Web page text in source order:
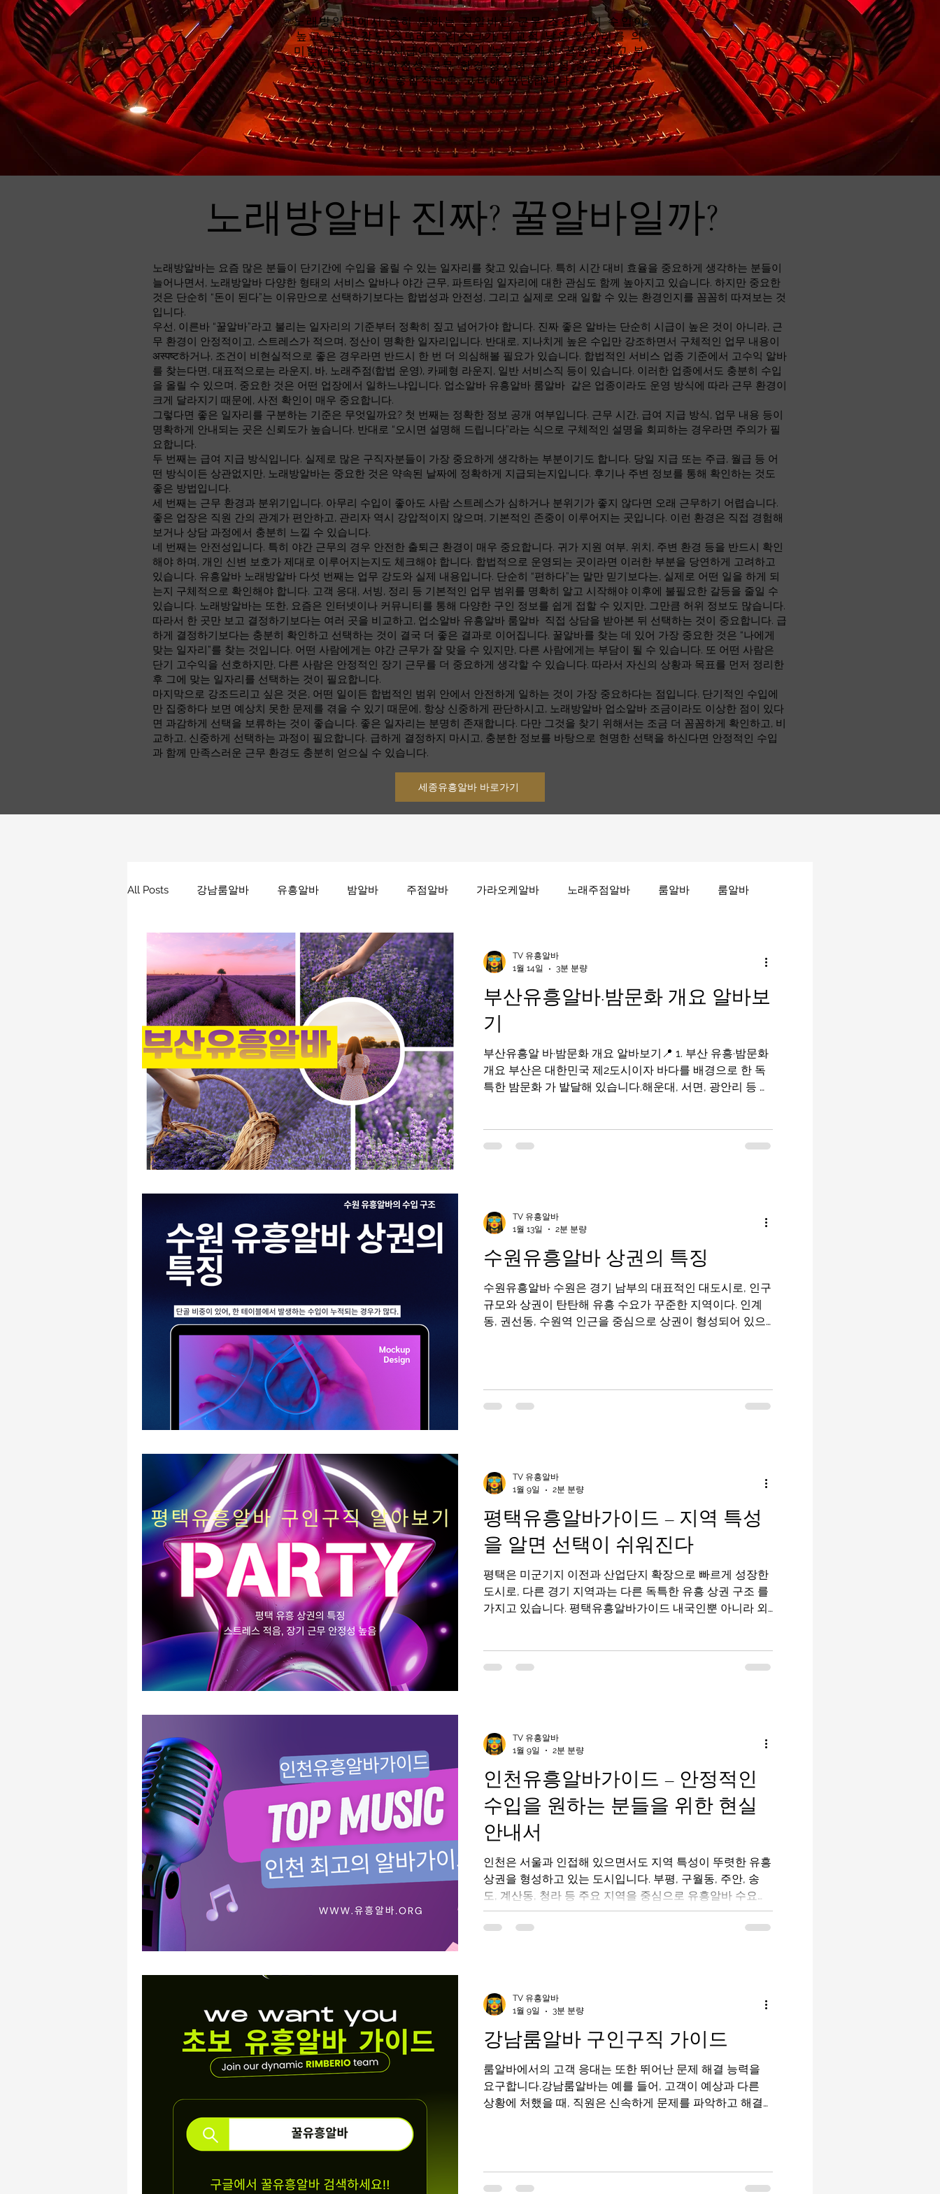
노래방알바에서 흔히 말하는 꿀알바란 근무 조건 대비 수입이
높고, 근무 강도·스트레스·리스크가 비교적 낮은 일자리를 의
미합니다.단순히 시급이나 일당이 높다고 해서 꿀알바라고 부
르지는 않으며, 안전성·근무 환경·정산의 투명성·출근 자유도
까지 종합적으로 고려해 판단합니다.
노래방알바 진짜? 꿀알바일까?
노래방알바는 요즘 많은 분들이 단기간에 수입을 올릴 수 있는 일자리를 찾고 있습니다. 특히 시간 대비 효율을 중요하게 생각하는 분들이
늘어나면서, 노래방알바 다양한 형태의 서비스 알바나 야간 근무, 파트타임 일자리에 대한 관심도 함께 높아지고 있습니다. 하지만 중요한
것은 단순히 “돈이 된다”는 이유만으로 선택하기보다는 합법성과 안전성, 그리고 실제로 오래 일할 수 있는 환경인지를 꼼꼼히 따져보는 것
입니다.
우선, 이른바 “꿀알바”라고 불리는 일자리의 기준부터 정확히 짚고 넘어가야 합니다. 진짜 좋은 알바는 단순히 시급이 높은 것이 아니라, 근
무 환경이 안정적이고, 스트레스가 적으며, 정산이 명확한 일자리입니다. 반대로, 지나치게 높은 수입만 강조하면서 구체적인 업무 내용이
अस्पष्ट하거나, 조건이 비현실적으로 좋은 경우라면 반드시 한 번 더 의심해볼 필요가 있습니다. 합법적인 서비스 업종 기준에서 고수익 알바
를 찾는다면, 대표적으로는 라운지, 바, 노래주점(합법 운영), 카페형 라운지, 일반 서비스직 등이 있습니다. 이러한 업종에서도 충분히 수입
을 올릴 수 있으며, 중요한 것은 어떤 업장에서 일하느냐입니다. 업소알바 유흥알바 룸알바 같은 업종이라도 운영 방식에 따라 근무 환경이
크게 달라지기 때문에, 사전 확인이 매우 중요합니다.
그렇다면 좋은 일자리를 구분하는 기준은 무엇일까요? 첫 번째는 정확한 정보 공개 여부입니다. 근무 시간, 급여 지급 방식, 업무 내용 등이
명확하게 안내되는 곳은 신뢰도가 높습니다. 반대로 “오시면 설명해 드립니다”라는 식으로 구체적인 설명을 회피하는 경우라면 주의가 필
요합니다.
두 번째는 급여 지급 방식입니다. 실제로 많은 구직자분들이 가장 중요하게 생각하는 부분이기도 합니다. 당일 지급 또는 주급, 월급 등 어
떤 방식이든 상관없지만, 노래방알바는 중요한 것은 약속된 날짜에 정확하게 지급되는지입니다. 후기나 주변 정보를 통해 확인하는 것도
좋은 방법입니다.
세 번째는 근무 환경과 분위기입니다. 아무리 수입이 좋아도 사람 스트레스가 심하거나 분위기가 좋지 않다면 오래 근무하기 어렵습니다.
좋은 업장은 직원 간의 관계가 편안하고, 관리자 역시 강압적이지 않으며, 기본적인 존중이 이루어지는 곳입니다. 이런 환경은 직접 경험해
보거나 상담 과정에서 충분히 느낄 수 있습니다.
네 번째는 안전성입니다. 특히 야간 근무의 경우 안전한 출퇴근 환경이 매우 중요합니다. 귀가 지원 여부, 위치, 주변 환경 등을 반드시 확인
해야 하며, 개인 신변 보호가 제대로 이루어지는지도 체크해야 합니다. 합법적으로 운영되는 곳이라면 이러한 부분을 당연하게 고려하고
있습니다. 유흥알바 노래방알바 다섯 번째는 업무 강도와 실제 내용입니다. 단순히 “편하다”는 말만 믿기보다는, 실제로 어떤 일을 하게 되
는지 구체적으로 확인해야 합니다. 고객 응대, 서빙, 정리 등 기본적인 업무 범위를 명확히 알고 시작해야 이후에 불필요한 갈등을 줄일 수
있습니다. 노래방알바는 또한, 요즘은 인터넷이나 커뮤니티를 통해 다양한 구인 정보를 쉽게 접할 수 있지만, 그만큼 허위 정보도 많습니다.
따라서 한 곳만 보고 결정하기보다는 여러 곳을 비교하고, 업소알바 유흥알바 룸알바 직접 상담을 받아본 뒤 선택하는 것이 중요합니다. 급
하게 결정하기보다는 충분히 확인하고 선택하는 것이 결국 더 좋은 결과로 이어집니다. 꿀알바를 찾는 데 있어 가장 중요한 것은 “나에게
맞는 일자리”를 찾는 것입니다. 어떤 사람에게는 야간 근무가 잘 맞을 수 있지만, 다른 사람에게는 부담이 될 수 있습니다. 또 어떤 사람은
단기 고수익을 선호하지만, 다른 사람은 안정적인 장기 근무를 더 중요하게 생각할 수 있습니다. 따라서 자신의 상황과 목표를 먼저 정리한
후 그에 맞는 일자리를 선택하는 것이 필요합니다.
마지막으로 강조드리고 싶은 것은, 어떤 일이든 합법적인 범위 안에서 안전하게 일하는 것이 가장 중요하다는 점입니다. 단기적인 수입에
만 집중하다 보면 예상치 못한 문제를 겪을 수 있기 때문에, 항상 신중하게 판단하시고, 노래방알바 업소알바 조금이라도 이상한 점이 있다
면 과감하게 선택을 보류하는 것이 좋습니다. 좋은 일자리는 분명히 존재합니다. 다만 그것을 찾기 위해서는 조금 더 꼼꼼하게 확인하고, 비
교하고, 신중하게 선택하는 과정이 필요합니다. 급하게 결정하지 마시고, 충분한 정보를 바탕으로 현명한 선택을 하신다면 안정적인 수입
과 함께 만족스러운 근무 환경도 충분히 얻으실 수 있습니다.
세종유흥알바 바로가기
All Posts 강남룸알바 유흥알바 밤알바 주점알바 가라오케알바 노래주점알바 룸알바 룸알바
주점알바 인천유흥알바가이드 인천유흥알바
주점알바 여성알바 가라오케알바 유흥알바 노래주점알바 평택유흥알바가이드 유흥알바가이드
평택유흥알바 수원유흥알바 부산유흥알바 수유리마사지알바 마사지알바 마사지구인 태국마사지
태국마사지알바
부산유흥알바·밤문화 개요 알바보
기
부산유흥알 바·밤문화 개요 알바보기📍 1. 부산 유흥·밤문화
개요 부산은 대한민국 제2도시이자 바다를 배경으로 한 독
특한 밤문화 가 발달해 있습니다.해운대, 서면, 광안리 등 여
분류됩니다: 바·펍·클럽 문화 : 음악·칵테일·댄스 중심 해변가·
유흥 지역별 특징 🔹 서면 (Seomyeon) – 부산의 대표 밤문
화 중심지 설명 : 부산에서 가장 활기찬 밤문화 지역으로, 지
하철역 주변 전체가 유흥 밀집 지역입니다. 특징 클럽·펍·바·
라운지 가 밀집 외국인도 많이 찾는 곳 도보로 여러 업소를
즐길 수 있
TV 유흥알바
1월 14일
3분 분량
수원유흥알바 상권의 특징
수원유흥알바 수원은 경기 남부의 대표적인 대도시로, 인구
규모와 상권이 탄탄해 유흥 수요가 꾸준한 지역이다. 인계
동, 권선동, 수원역 인근을 중심으로 상권이 형성되어 있으
평가받는다. 수원유흥알바 구인구직 사이트 수원 유흥알바
상권의 특징 수원은 서울과 가까우면서도 지역 자체 수요가
전반적으로 콜 흐름이 꾸준하다. 상권이 과도하게 한쪽으로
쏠리지 않아 장기 근무자 비율이 높은 것도 특징이다. 수원
(시급 또는 TC) 에 추가 수당(초이스, 팁, 연장
TV 유흥알바
1월 13일
2분 분량
평택유흥알바가이드 – 지역 특성
을 알면 선택이 쉬워진다
평택은 미군기지 이전과 산업단지 확장으로 빠르게 성장한
도시로, 다른 경기 지역과는 다른 독특한 유흥 상권 구조 를
가지고 있습니다. 평택유흥알바가이드 내국인뿐 아니라 외
상권 성격과 손님층 을 함께 이해하는 것이 중요합니다. 평
중심 상권으로 일반적인 룸, 가라오케, 노래방이 밀집해 있
습니다. 송탄 지역 : 미군 및 외국인 손님 비중이 높아 분위기
와 응대 방식이 다소 다릅니다. 고덕·산단 인근 : 직장인 단골
위주의 조용한 상권으로 장기 근무에 적합합니다. 이처럼
지역마다 손님 성향과 업소 분위
TV 유흥알바
1월 9일
2분 분량
인천유흥알바가이드 – 안정적인
수입을 원하는 분들을 위한 현실
안내서
인천은 서울과 인접해 있으면서도 지역 특성이 뚜렷한 유흥
상권을 형성하고 있는 도시입니다. 부평, 구월동, 주안, 송
도, 계산동, 청라 등 주요 지역을 중심으로 유흥알바 수요가
꾸준히 발생하고 있으며, 서울보다 경쟁이 덜해 초보자나
인천유흥알바가이드 알아보기 안정적인 근무를 원하는 분
이트 인천유흥알바가이드 알아보자 1. 인천 유흥알바의 주
요 업종 인천 유흥알바는 노래방, 가라오케, 룸주점, 바(Bar),
클럽, 헌팅주점 등 다양한 업종으로 나뉩니다.부평·주안 지
역은 노래방과 가라오케가 많아 초보자 진입이 쉬운 편이
며, 구월동과 송도는 비교적 고급 업소가 형성되어 있어 수
입 단가가 높은 편입니다. 클럽이나 바 형태의 업소는 자유
로운 분위기에서 근무할 수 있지만 체력 소모가 있을 수 있
TV 유흥알바
1월 9일
2분 분량
강남룸알바 구인구직 가이드
룸알바에서의 고객 응대는 또한 뛰어난 문제 해결 능력을
요구합니다.강남룸알바는 예를 들어, 고객이 예상과 다른
상황에 처했을 때, 직원은 신속하게 문제를 파악하고 해결
러한 기술은 고객이 문제를 해결할 수 있는 방법을 제시하
고, 더 나아가 고객이 긍정적인 경험을 할 수 있도록 도와줍
TV 유흥알바
1월 9일
3분 분량